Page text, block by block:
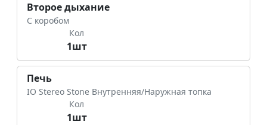
Второе дыхание
С коробом
Кол
1шт
Печь
IO Stereo Stone Внутренняя/Наружная топка
Кол
1шт